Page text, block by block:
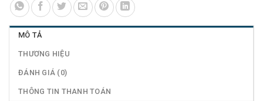
MÔ TẢ
THƯƠNG HIỆU
ĐÁNH GIÁ (0)
THÔNG TIN THANH TOÁN